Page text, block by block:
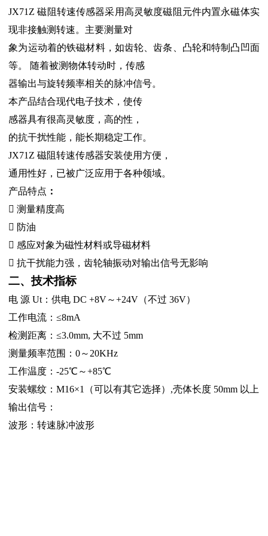
JX71Z 磁阻转速传感器采用高灵敏度磁阻元件内置永磁体实
现非接触测转速。主要测量对
象为运动着的铁磁材料，如齿轮、齿条、凸轮和特制凸凹面
等。 随着被测物体转动时，传感
器输出与旋转频率相关的脉冲信号。
本产品结合现代电子技术，使传
感器具有很高灵敏度，高的性，
的抗干扰性能，能长期稳定工作。
JX71Z 磁阻转速传感器安装使用方便，
通用性好，已被广泛应用于各种领域。
产品特点 ：
 测量精度高
 防油
 感应对象为磁性材料或导磁材料
 抗干扰能力强，齿轮轴振动对输出信号无影响
二、技术指标
电 源 Ut：供电 DC +8V～+24V（不过 36V）
工作电流：≤8mA
检测距离：≤3.0mm, 大不过 5mm
测量频率范围：0～20KHz
工作温度：-25℃～+85℃
安装螺纹：M16×1（可以有其它选择）,壳体长度 50mm 以上
输出信号：
波形：转速脉冲波形